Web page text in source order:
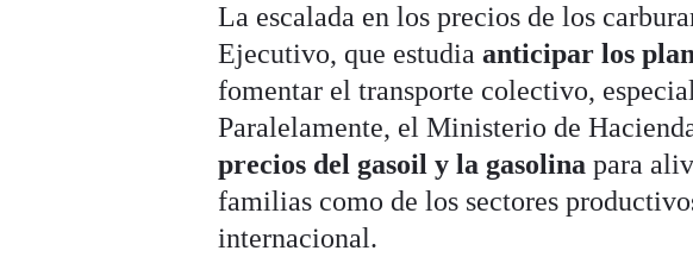
La escalada en los precios de los
Ejecutivo, que estudiaanticipar los
fomentar el transporte colectivo,
Paralelamente, el Ministerio de
precios del gasoil y la gasolina para
familias como de los sectores
internacional.